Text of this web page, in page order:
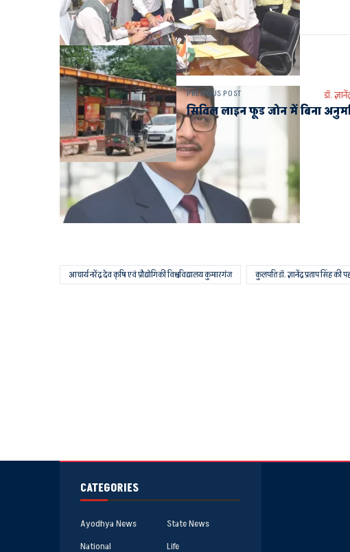
डॉ.
आचार्य नरेंद्र देव कृषि एवं प्रौद्योगिकी विश्वविद्यालय कुमारगंज कुलपति डॉ. ज्ञानेंद्र प्रताप सिंह की
PREVIOUS POST
सिविल लाइन फूड जोन में बिना
CATEGORIES
Ayodhya News
State News
National
Life